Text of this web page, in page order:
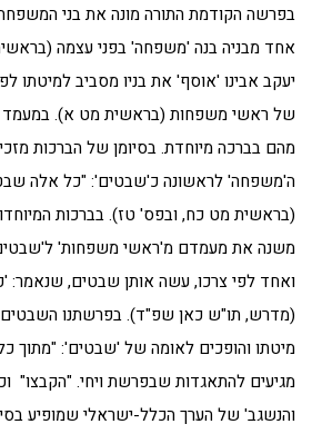
בפרשה הקודמת התורה מונה את בני
אחד מבניה בנה 'משפחה' בפני עצמה
יעקב אבינו 'אוסף' את בניו מסביב למיטתו
של ראשי משפחות (בראשית מט א). במעמד
מהם בברכה מיוחדת. בסיומן של הברכות
ה'משפחה' לראשונה כ'שבטים': "כל אלה
(בראשית מט כח, ובפס' טז). בברכות
משנה את מעמדם מ'ראשי משפחות'
ואחד לפי צרכו, עשה אותן שבטים,
(מדרש, תו"ש כאן שפ"ד). בפרשתנו השבטים
מיטתו והופכים לאומה של 'שבטים': "מתוך
מגיעים להתאגדות שבפרשת ויחי. "הקבצו"
והנשגב' של הערך הכלל-ישראלי שמופיע